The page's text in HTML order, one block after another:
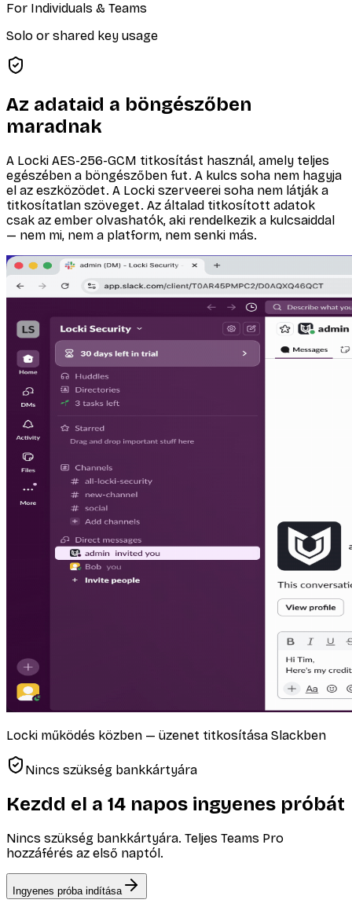
For Individuals & Teams
Solo or shared key usage
Az adataid a böngészőben
maradnak
A Locki AES-256-GCM titkosítást használ, amely teljes
egészében a böngészőben fut. A kulcs soha nem hagyja
el az eszközödet. A Locki szerveerei soha nem látják a
titkosítatlan szöveget. Az általad titkosított adatok
csak az ember olvashatók, aki rendelkezik a kulcsaiddal
— nem mi, nem a platform, nem senki más.
Locki működés közben — üzenet titkosítása Slackben
Nincs szükség bankkártyára
Kezdd el a 14 napos ingyenes próbát
Nincs szükség bankkártyára. Teljes Teams Pro
hozzáférés az első naptól.
Ingyenes próba indítása